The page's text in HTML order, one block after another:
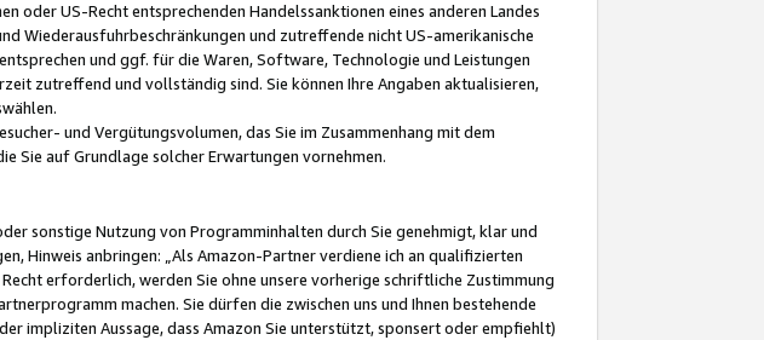
oder US-Recht entsprechenden Handelssanktionen eines anderen Landes
Wiederausfuhrbeschränkungen und zutreffende nicht US-amerikanische
und ggf. für die Waren, Software, Technologie und Leistungen
zutreffend und vollständig sind. Sie können Ihre Angaben aktualisieren,
und Vergütungsvolumen, das Sie im Zusammenhang mit dem
Sie auf Grundlage solcher Erwartungen vornehmen.
sonstige Nutzung von Programminhalten durch Sie genehmigt, klar und
Hinweis anbringen: „Als Amazon-Partner verdiene ich an qualifizierten
erforderlich, werden Sie ohne unsere vorherige schriftliche Zustimmung
machen. Sie dürfen die zwischen uns und Ihnen bestehende
impliziten Aussage, dass Amazon Sie unterstützt, sponsert oder empfiehlt)